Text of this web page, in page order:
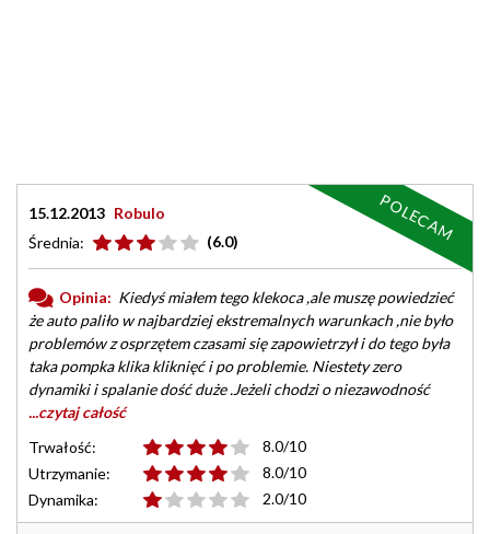
15.12.2013 Robulo
Średnia:
(6.0)
Opinia: Kiedyś miałem tego klekoca ,ale muszę powiedzieć
że auto paliło w najbardziej ekstremalnych warunkach ,nie było
problemów z osprzętem czasami się zapowietrzył i do tego była
taka pompka klika kliknięć i po problemie. Niestety zero
dynamiki i spalanie dość duże .Jeżeli chodzi o niezawodność
...czytaj całość
Trwałość:
8.0/10
Utrzymanie:
8.0/10
Dynamika:
2.0/10
POLECAM